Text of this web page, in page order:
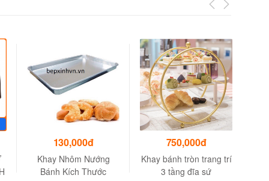
130,000đ
Khay Nhôm Nướng
Bánh Kích Thước
750,000đ
Khay bánh tròn trang trí
3 tầng đĩa sứ